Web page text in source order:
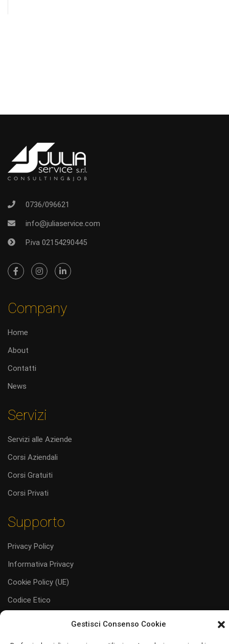
Gestisci Consenso Cookie
0736/096621
info@juliaservice.com
P.iva 02154290445
Company
Home
About
Contatti
News
Servizi
Servizi alle Aziende
Corsi Aziendali
Corsi Gratuiti
Corsi Privati
Supporto
Privacy Policy
Informativa Privacy
Cookie Policy (UE)
Codice Etico